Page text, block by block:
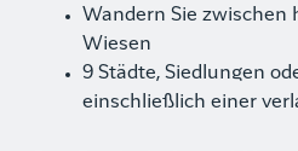
Wandern Sie zwischen
Wiesen
9 Städte, Siedlungen
einschließlich einer